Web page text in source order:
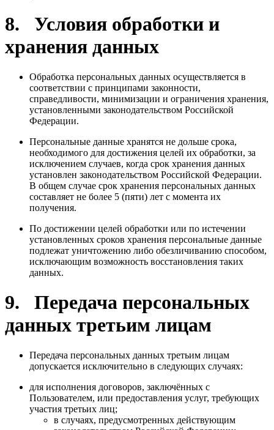
8. Условия обработки и
хранения данных
Обработка персональных данных осуществляется в
соответствии с принципами законности,
справедливости, минимизации и ограничения хранения,
установленными законодательством Российской
Федерации.
Персональные данные хранятся не дольше срока,
необходимого для достижения целей их обработки, за
исключением случаев, когда срок хранения данных
установлен законодательством Российской Федерации.
В общем случае срок хранения персональных данных
составляет не более 5 (пяти) лет с момента их
получения.
По достижении целей обработки или по истечении
установленных сроков хранения персональные данные
подлежат уничтожению либо обезличиванию способом,
исключающим возможность восстановления таких
данных.
9. Передача персональных
данных третьим лицам
Передача персональных данных третьим лицам
допускается исключительно в следующих случаях:
для исполнения договоров, заключённых с
Пользователем, или предоставления услуг, требующих
участия третьих лиц;
в случаях, предусмотренных действующим